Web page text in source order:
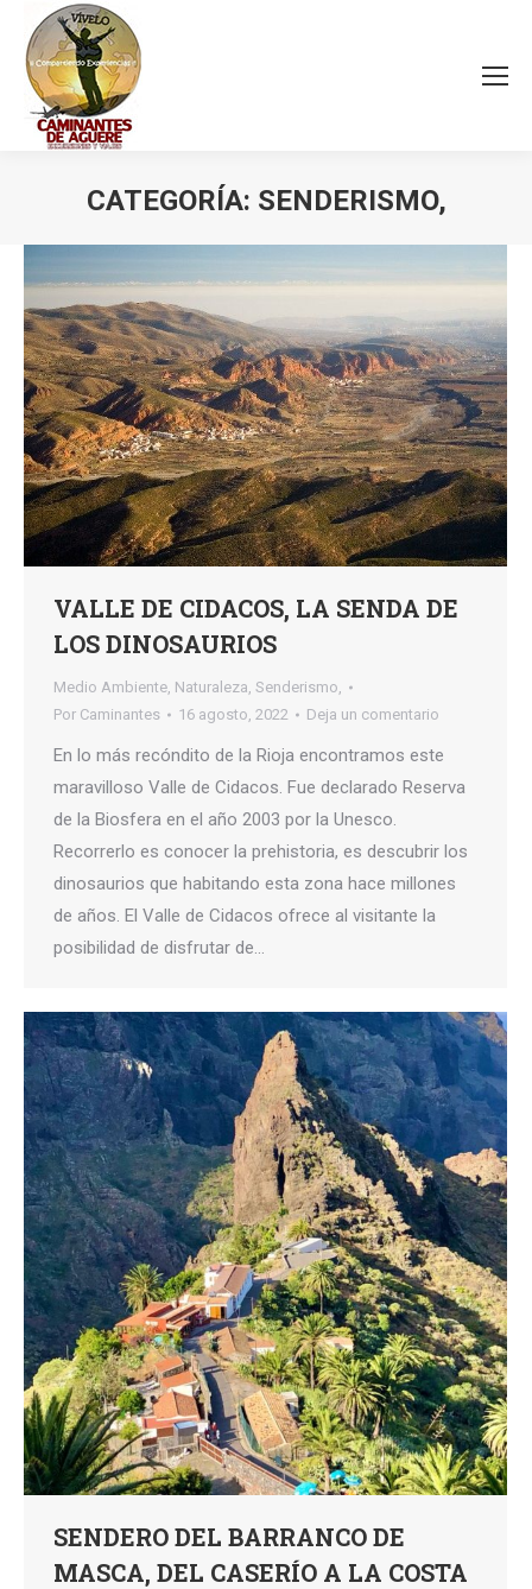
CATEGORÍA: SENDERISMO,
VALLE DE CIDACOS, LA SENDA DE
LOS DINOSAURIOS
Medio Ambiente, Naturaleza, Senderismo,
Por Caminantes 16 agosto, 2022 Deja un comentario
En lo más recóndito de la Rioja encontramos este
maravilloso Valle de Cidacos. Fue declarado Reserva
de la Biosfera en el año 2003 por la Unesco.
Recorrerlo es conocer la prehistoria, es descubrir los
dinosaurios que habitando esta zona hace millones
de años. El Valle de Cidacos ofrece al visitante la
posibilidad de disfrutar de…
SENDERO DEL BARRANCO DE
MASCA, DEL CASERÍO A LA COSTA